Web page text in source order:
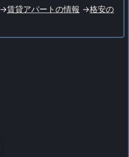
->賃貸アパートの情報 ->格安の